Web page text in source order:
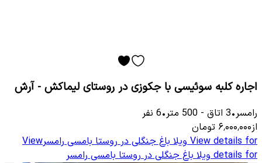
اجاره کلبه سوئیسی با جکوزی در روستای لیماکش - آرش
رامسر•
3 اتاق -
500 متر•
6 نفر
از۶٬۰۰۰٬۰۰۰ تومان
View details for ویلا باغ جنگلی در روستا بامسی رامسرView
details for ویلا باغ جنگلی در روستا بامسی رامسر